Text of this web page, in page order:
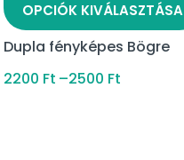
OPCIÓK KIVÁLASZTÁSA
Dupla fényképes Bögre
2200 Ft –2500 Ft